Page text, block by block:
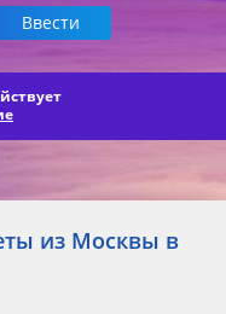
из Москвы в